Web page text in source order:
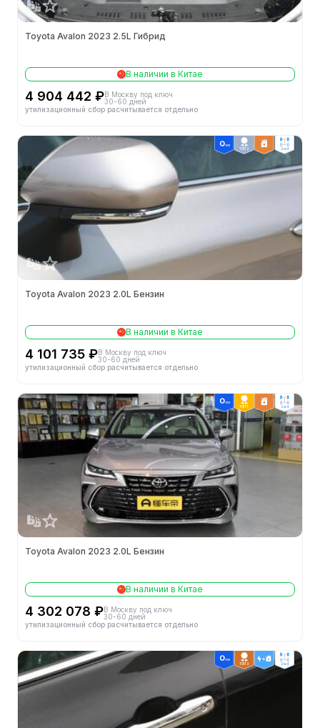
Toyota Avalon 2023 2.5L Гибрид
В наличии в Китае
4 904 442 ₽В Москву под ключ
30-60 дней
утилизационный сбор расчитывается отдельно
ТОП 2 2wd
Toyota Avalon 2023 2.0L Бензин
В наличии в Китае
4 101 735 ₽В Москву под ключ
30-60 дней
утилизационный сбор расчитывается отдельно
ТОП 1 2wd
Toyota Avalon 2023 2.0L Бензин
В наличии в Китае
4 302 078 ₽В Москву под ключ
30-60 дней
утилизационный сбор расчитывается отдельно
ТОП 3 2wd